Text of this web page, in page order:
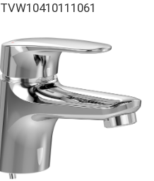
TVW10410111061